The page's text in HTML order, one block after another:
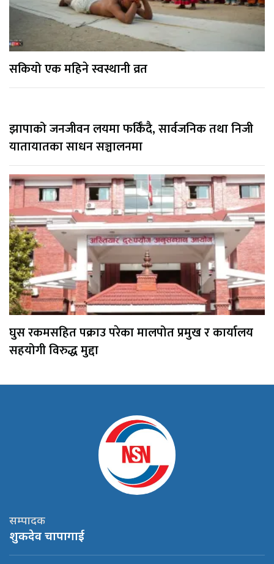
सकियो एक महिने स्वस्थानी व्रत
झापाको जनजीवन लयमा फर्किँदै, सार्वजनिक तथा निजी
यातायातका साधन सञ्चालनमा
घुस रकमसहित पक्राउ परेका मालपोत प्रमुख र कार्यालय
सहयोगी विरुद्ध मुद्दा
सम्पादक
शुकदेव चापागाई